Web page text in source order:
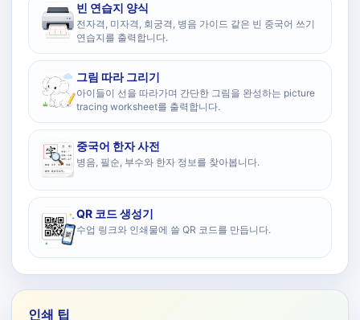
빈 연습지 양식
전자격, 미자격, 회궁격, 병음 가이드 같은 빈 중국어 쓰기
연습지를 출력합니다.
그림 따라 그리기
아이들이 선을 따라가며 간단한 그림을 완성하는 picture
tracing worksheet를 출력합니다.
중국어 한자 사전
병음, 필순, 부수와 한자 정보를 찾아봅니다.
QR 코드 생성기
수업 링크와 인쇄물에 쓸 QR 코드를 만듭니다.
인쇄 팁